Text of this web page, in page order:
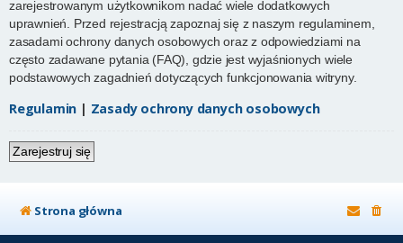
zarejestrowanym użytkownikom nadać wiele dodatkowych
uprawnień. Przed rejestracją zapoznaj się z naszym regulaminem,
zasadami ochrony danych osobowych oraz z odpowiedziami na
często zadawane pytania (FAQ), gdzie jest wyjaśnionych wiele
podstawowych zagadnień dotyczących funkcjonowania witryny.
Regulamin | Zasady ochrony danych osobowych
Zarejestruj się
Strona główna